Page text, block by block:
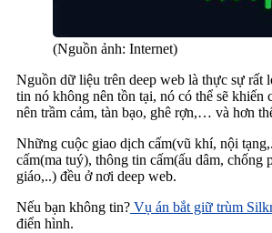
(Nguồn ảnh: Internet)
Nguồn dữ liệu trên deep web là thực sự rất
tin nó không nên tồn tại, nó có thể sẽ khiến
nên trầm cảm, tàn bạo, ghê rợn,… và hơn
Những cuộc giao dịch cấm(vũ khí, nội
cấm(ma tuý), thông tin cấm(ấu dâm, chống
giáo,..) đều ở nơi deep web.
Nếu bạn không tin? Vụ án bắt giữ trùm
điển hình.